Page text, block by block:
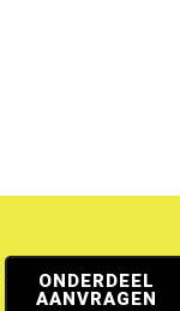
ONDERDEEL
AANVRAGEN